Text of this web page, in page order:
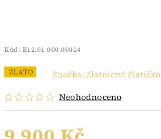
Kód: E12.01.000.00024
ZLATO
Neohodnoceno
Značka: Zlatnictví Zlatíčko